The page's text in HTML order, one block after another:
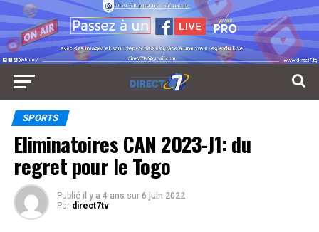
SPORTS
Eliminatoires CAN 2023-J1: du
regret pour le Togo
Publié il y a 4 ans sur 6 juin 2022
Par direct7tv